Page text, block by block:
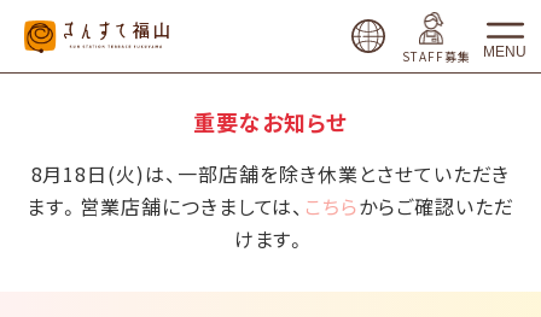
STAFF募集 MENU
重要なお知らせ
8月18日(火)は、一部店舗を除き休業とさせていただき
ます。営業店舗につきましては、 こちらからご確認いただ
けます。